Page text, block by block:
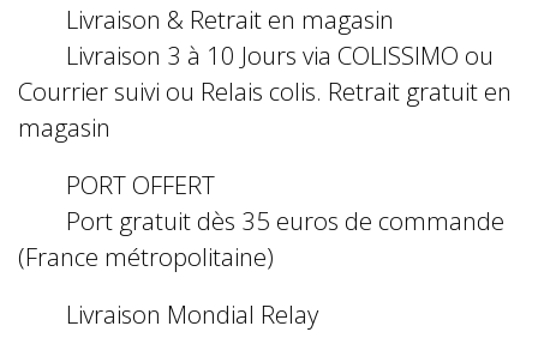
Livraison & Retrait en magasin
Livraison 3 à 10 Jours via COLISSIMO ou
Courrier suivi ou Relais colis. Retrait gratuit en
magasin
PORT OFFERT
Port gratuit dès 35 euros de commande
(France métropolitaine)
Livraison Mondial Relay